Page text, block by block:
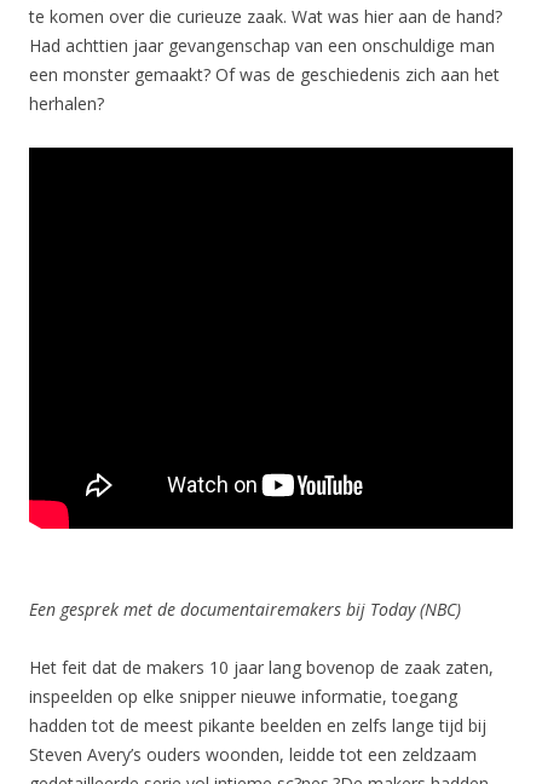
te komen over die curieuze zaak. Wat was hier aan de hand?
Had achttien jaar gevangenschap van een onschuldige man
een monster gemaakt? Of was de geschiedenis zich aan het
herhalen?
Een gesprek met de documentairemakers bij Today (NBC)
Het feit dat de makers 10 jaar lang bovenop de zaak zaten,
inspeelden op elke snipper nieuwe informatie, toegang
hadden tot de meest pikante beelden en zelfs lange tijd bij
Steven Avery’s ouders woonden, leidde tot een zeldzaam